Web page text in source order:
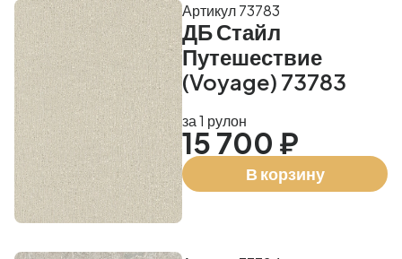
ДБ Стайл
Путешествие
(Voyage) 73783
Артикул 73783
за 1 рулон
15 700 ₽
В корзину